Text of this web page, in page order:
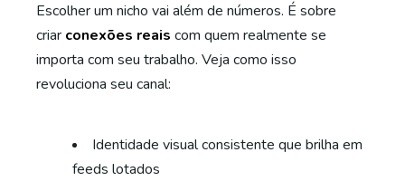
Escolher um nicho vai além de números. É sobre
criar conexões reais com quem realmente se
importa com seu trabalho. Veja como isso
revoluciona seu canal:
Identidade visual consistente que brilha em
feeds lotados